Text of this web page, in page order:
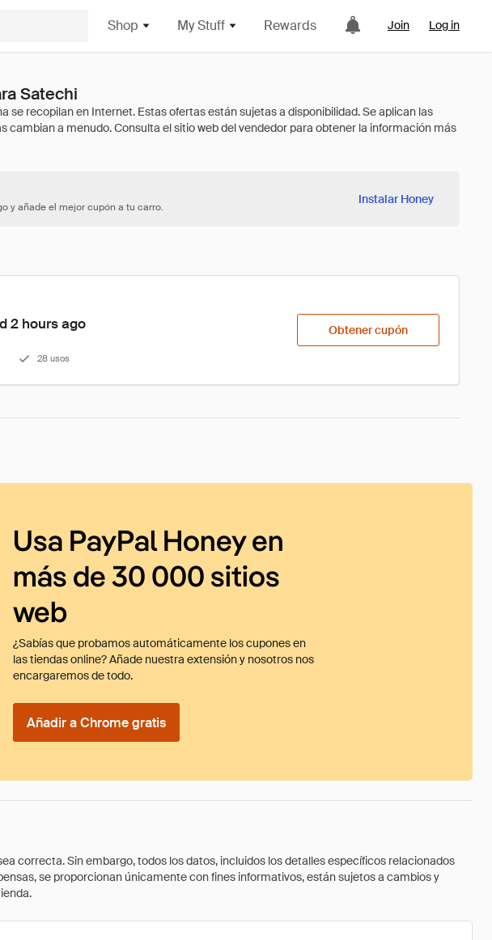
Shop My Stuff Rewards Join Log in
Satechi
y añade el mejor cupón a tu carro.
Instalar Honey
2 hours ago
28 usos
Obtener cupón
Usa PayPal Honey en
más de 30 000 sitios
web
¿Sabías que probamos automáticamente los cupones en
las tiendas online? Añade nuestra extensión y nosotros nos
encargaremos de todo.
Añadir a Chrome gratis
correcta. Sin embargo, todos los datos, incluidos los detalles específicos relacionados
se proporcionan únicamente con fines informativos, están sujetos a cambios y